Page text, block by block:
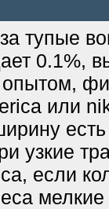
тупые
0.1%,
опытом,
или
узкие
если